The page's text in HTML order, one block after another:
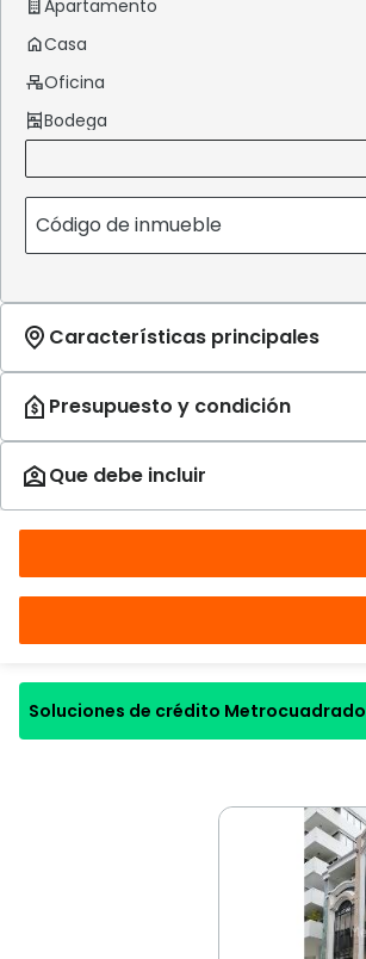
Soluciones de crédito Metrocuadrado